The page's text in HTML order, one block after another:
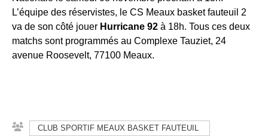
L’équipe des réservistes, le CS Meaux basket fauteuil 2
va de son côté jouer Hurricane 92 à 18h. Tous ces deux
matchs sont programmés au Complexe Tauziet, 24
avenue Roosevelt, 77100 Meaux.
CLUB SPORTIF MEAUX BASKET FAUTEUIL